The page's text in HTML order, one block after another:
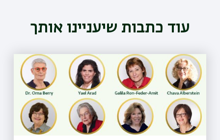
עוד כתבות שיעניינו אותך